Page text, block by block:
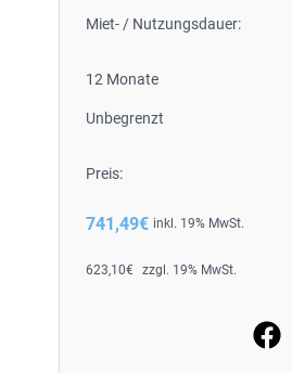
Miet- / Nutzungsdauer:
12 Monate
Unbegrenzt
Preis:
741,49€ inkl. 19% MwSt.
623,10€ zzgl. 19% MwSt.